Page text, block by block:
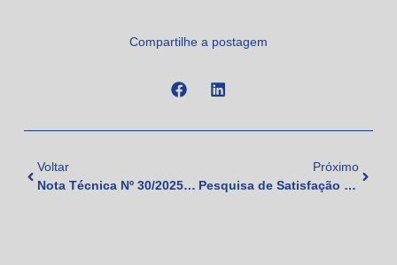
Compartilhe a postagem
Voltar
Nota Técnica Nº 30/2025: Vínculo e Acompanhamento Territorial na APS
Próximo
Pesquisa de Satisfação na Saúde (SUS)